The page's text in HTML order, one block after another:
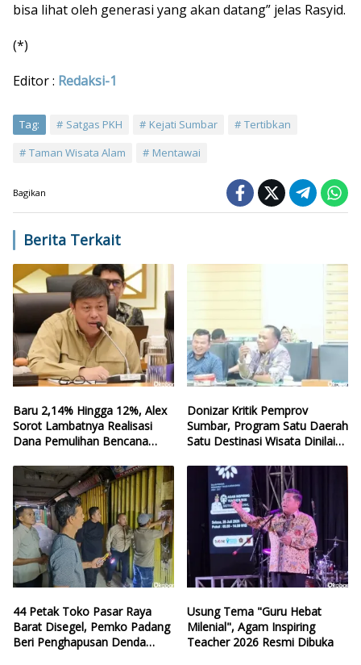
bisa lihat oleh generasi yang akan datang” jelas Rasyid.
(*)
Editor : Redaksi-1
Tag: Satgas PKH Kejati Sumbar
Tertibkan
Taman Wisata Alam
Mentawai
Bagikan
Berita Terkait
Baru 2,14% Hingga 12%, Alex
Sorot Lambatnya Realisasi
Dana Pemulihan Bencana
Donizar Kritik Pemprov
Sumbar, Program Satu Daerah
Satu Destinasi Wisata Dinilai
44 Petak Toko Pasar Raya
Barat Disegel, Pemko Padang
Beri Penghapusan Denda
Usung Tema "Guru Hebat
Milenial", Agam Inspiring
Teacher 2026 Resmi Dibuka